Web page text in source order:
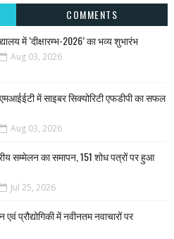
COMMENTS
में ‘दीक्षारम्भ-2026’ का भव्य शुभारंभ
Aug 03, 2026
में साइबर सिक्योरिटी एफडीपी का सफल
Aug 03, 2026
सम्मेलन का समापन, 151 शोध पत्रों पर हुआ
Jul 25, 2026
एवं प्रौद्योगिकी में नवीनतम नवाचारों पर